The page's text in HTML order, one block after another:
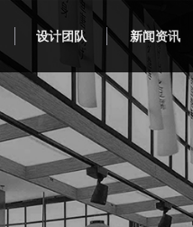
设计团队 新闻资讯